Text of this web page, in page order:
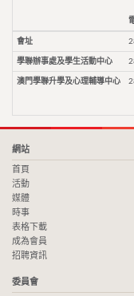
會址
學聯辦事處及學生活動中心
澳門學聯升學及心理輔導中心
網站
首頁
活動
媒體
時事
表格下載
成為會員
招聘資訊
委員會